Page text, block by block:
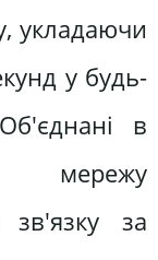
укладаючи
у будь-
в
мережу
зв'язку за